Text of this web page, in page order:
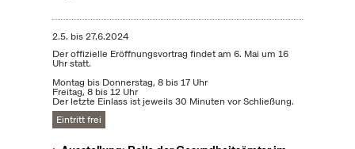
2.5. bis27.6.2024
Der offizielle Eröffnungsvortrag findet am 6. Mai um 16
Uhr statt.
Montag bis Donnerstag, 8 bis 17 Uhr
Freitag, 8 bis 12 Uhr
Der letzte Einlass ist jeweils 30 Minuten vor Schließung.
Eintritt frei